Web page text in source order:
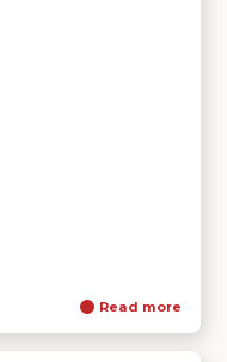
Read more